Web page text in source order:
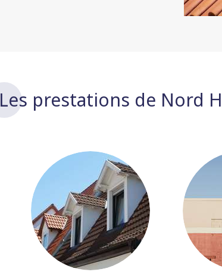
Les prestations de Nord